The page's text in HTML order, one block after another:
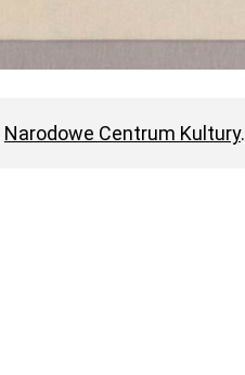
Narodowe Centrum Kultury.